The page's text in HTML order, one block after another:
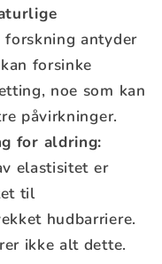
forskning antyder
forsinke
noe som kan
påvirkninger.
for aldring:
elastisitet er
til
hudbarriere.
ikke alt dette.